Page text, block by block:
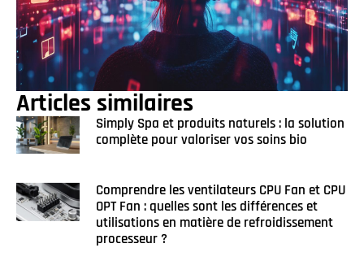
Articles similaires
Simply Spa et produits naturels : la solution
complète pour valoriser vos soins bio
Comprendre les ventilateurs CPU Fan et CPU
OPT Fan : quelles sont les différences et
utilisations en matière de refroidissement
processeur ?